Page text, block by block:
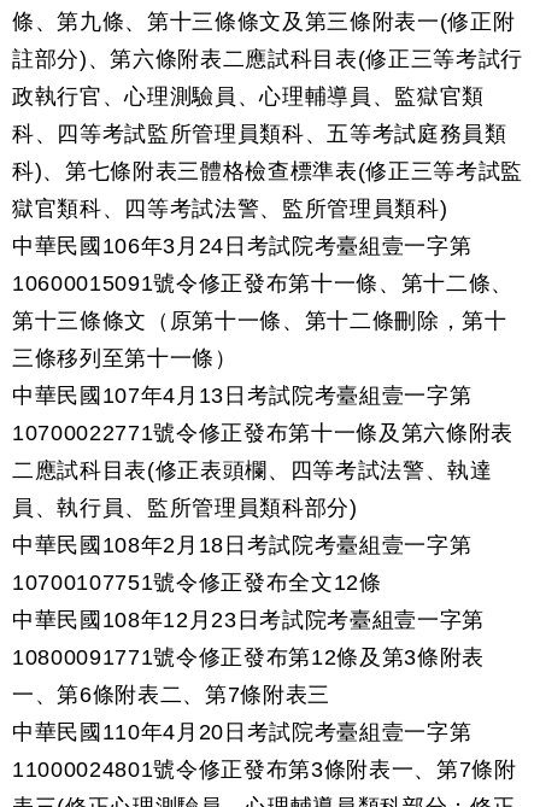
條、第九條、第十三條條文及第三條附表一(修正附
註部分)、第六條附表二應試科目表(修正三等考試行
政執行官、心理測驗員、心理輔導員、監獄官類
科、四等考試監所管理員類科、五等考試庭務員類
科)、第七條附表三體格檢查標準表(修正三等考試監
獄官類科、四等考試法警、監所管理員類科)
中華民國106年3月24日考試院考臺組壹一字第
10600015091號令修正發布第十一條、第十二條、
第十三條條文（原第十一條、第十二條刪除，第十
三條移列至第十一條）
中華民國107年4月13日考試院考臺組壹一字第
10700022771號令修正發布第十一條及第六條附表
二應試科目表(修正表頭欄、四等考試法警、執達
員、執行員、監所管理員類科部分)
中華民國108年2月18日考試院考臺組壹一字第
10700107751號令修正發布全文12條
中華民國108年12月23日考試院考臺組壹一字第
10800091771號令修正發布第12條及第3條附表
一、第6條附表二、第7條附表三
中華民國110年4月20日考試院考臺組壹一字第
11000024801號令修正發布第3條附表一、第7條附